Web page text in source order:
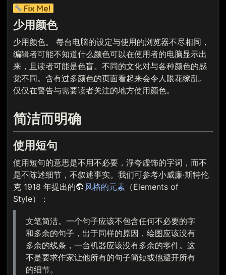
少用颜色
少用颜色。 每台电脑的设定与使用的浏览器不尽相同，
编辑者可能不知道什么颜色可以在使用者的电脑显示出
来，且读者可能是色盲。不同的文化对与各种颜色的感
觉不同。含有过多颜色的页面看起来会令人眼花缭乱。
仅仅在警告与需要读者关注的地方使用颜色。
简洁而明确
使用短句
使用短句的意思是不用不必要，浮夸虚饰的字词，而不
是不陈述细节，不叙述事实。我们可参考小威廉·斯特伦
克 1918 年提出的
风格的元素 （Elements of
Style）：
文笔简洁。一个句子应该不包含任何不必要的字
和多余的句子，出于同样的原因，绘图应该没有
多余的线条，一台机器应该没有多余的零件。这
不是要求作家让他所有的句子简短或他避开所有
的细节。